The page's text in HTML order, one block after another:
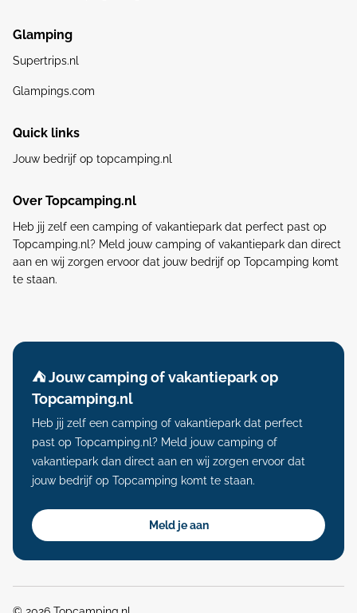
Glamping
Supertrips.nl
Glampings.com
Quick links
Jouw bedrijf op topcamping.nl
Over Topcamping.nl
Heb jij zelf een camping of vakantiepark dat perfect past op
Topcamping.nl? Meld jouw camping of vakantiepark dan direct
aan en wij zorgen ervoor dat jouw bedrijf op Topcamping komt
te staan.
⛺️ Jouw camping of vakantiepark op
Topcamping.nl
Heb jij zelf een camping of vakantiepark dat perfect
past op Topcamping.nl? Meld jouw camping of
vakantiepark dan direct aan en wij zorgen ervoor dat
jouw bedrijf op Topcamping komt te staan.
Meld je aan